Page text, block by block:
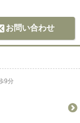
お問い合わせ
9分